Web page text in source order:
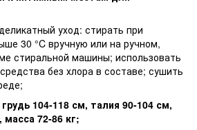
уход: стирать при
30 °C вручную или на ручном,
стиральной машины; использовать
без хлора в составе; сушить
104-118 см, талия 90-104 см,
масса 72-86 кг;